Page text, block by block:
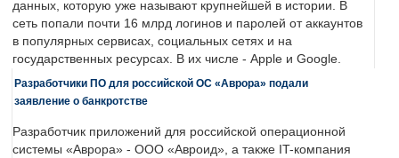
данных, которую уже называют крупнейшей в истории. В
сеть попали почти 16 млрд логинов и паролей от аккаунтов
в популярных сервисах, социальных сетях и на
государственных ресурсах. В их числе - Apple и Google.
Разработчики ПО для российской ОС «Аврора» подали
заявление о банкротстве
Разработчик приложений для российской операционной
системы «Аврора» - ООО «Авроид», а также IT-компания